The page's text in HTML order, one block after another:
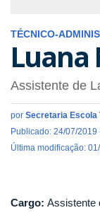
TÉCNICO-
Luana
Assistente de
por Secretaria Escola
Publicado: 24/07/2019
Última modificação:
Cargo: Assistente